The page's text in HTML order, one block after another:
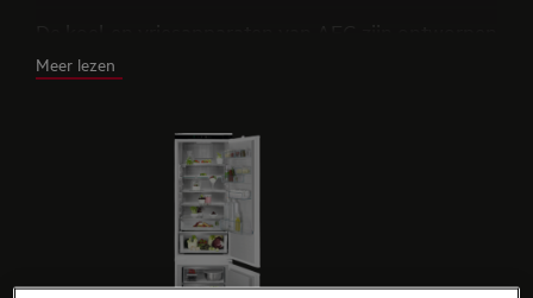
om allerlei soorten levensmiddelen in perfecte
technologieën op het gebied van luchtcirculatie en
-vochtigheid. En welke keuken je ook kiest; in het
AEG-assortiment vind je altijd een model dat bij
jouw wensen én in de beschikbare ruimte past.
Meer lezen